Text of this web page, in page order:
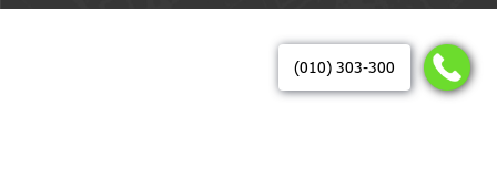
(010) 303-300